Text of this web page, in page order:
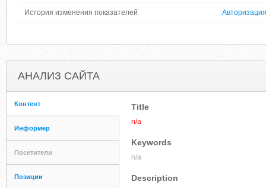
История изменения показателей Авторизация
АНАЛИЗ САЙТА
Контент
Информер
Посетители
Позиции
Title
n/a
Keywords
n/a
Description